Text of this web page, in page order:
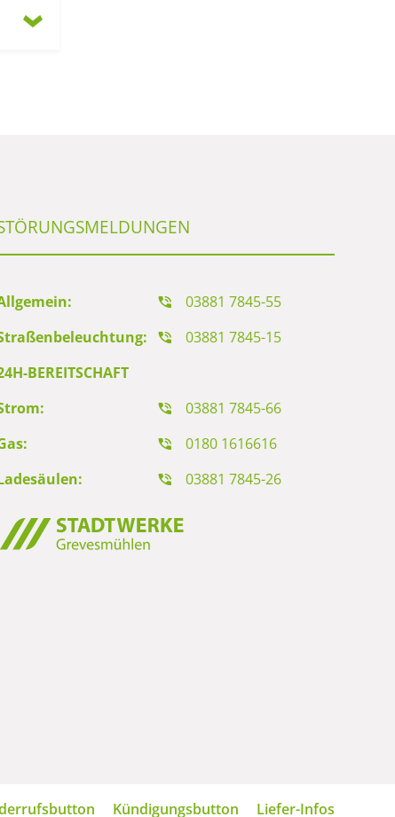
03881 7845-55
03881 7845-15
BEREITSCHAFT
03881 7845-66
0180 1616616
03881 7845-26
Kündigungsbutton Liefer-Infos